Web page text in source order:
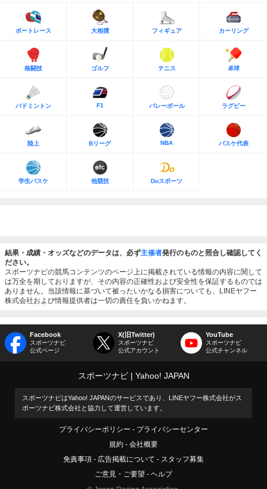
ボートレース 大相撲 フィギュア カーリング
格闘技 ゴルフ テニス 卓球
バドミントン F1 バレーボール ラグビー
陸上 Bリーグ NBA バスケ代表
学生バスケ 他競技 Doスポーツ
結果・成績・オッズなどのデータは、必ず主催者発行のものと照合し確認してく
ださい。
スポーツナビの競馬コンテンツのページ上に掲載されている情報の内容に関して
は万全を期しておりますが、その内容の正確性および安全性を保証するものでは
ありません。当該情報に基づいて被ったいかなる損害についても、LINEヤフー
株式会社および情報提供者は一切の責任を負いかねます。
Facebook
スポーツナビ
公式ページ
X(旧Twitter)
スポーツナビ
公式アカウント
YouTube
スポーツナビ
公式チャンネル
スポーツナビ Yahoo! JAPAN
スポーツナビはYahoo! JAPANのサービスであり、LINEヤフー株式会社がス
ポーツナビ株式会社と協力して運営しています。
プライバシーポリシー
プライバシーセンター
規約
会社概要
免責事項
広告掲載について
スタッフ募集
ご意見・ご要望
ヘルプ